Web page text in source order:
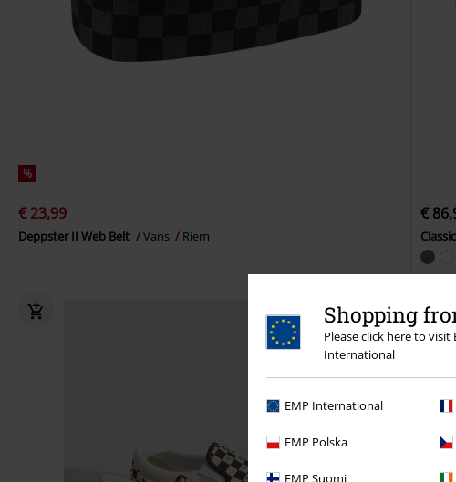
Shopping
Please click here to
International
EMP International
EMP Polska
EMP Suomi
%
€ 23,99
Deppster II Web Belt Vans Riem
€